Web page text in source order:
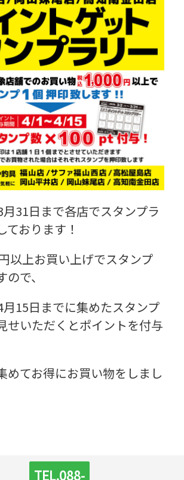
31日まで各店でスタンプラ
ております！
以上お買い上げでスタンプ
で、
15日までに集めたスタンプ
せいただくとポイントを付与
めてお得にお買い物をしまし
TEL.088-